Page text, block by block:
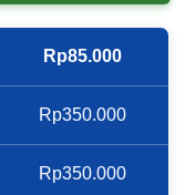
Rp85.000
Rp350.000
Rp350.000